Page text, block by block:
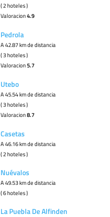
( 2 hoteles )
Valoracion4.9
Pedrola
A 42.87 km de distancia
( 3 hoteles )
Valoracion5.7
Utebo
A 45.54 km de distancia
( 3 hoteles )
Valoracion8.7
Casetas
A 46.16 km de distancia
( 2 hoteles )
Nuévalos
A 49.53 km de distancia
( 6 hoteles )
La Puebla De Alfinden